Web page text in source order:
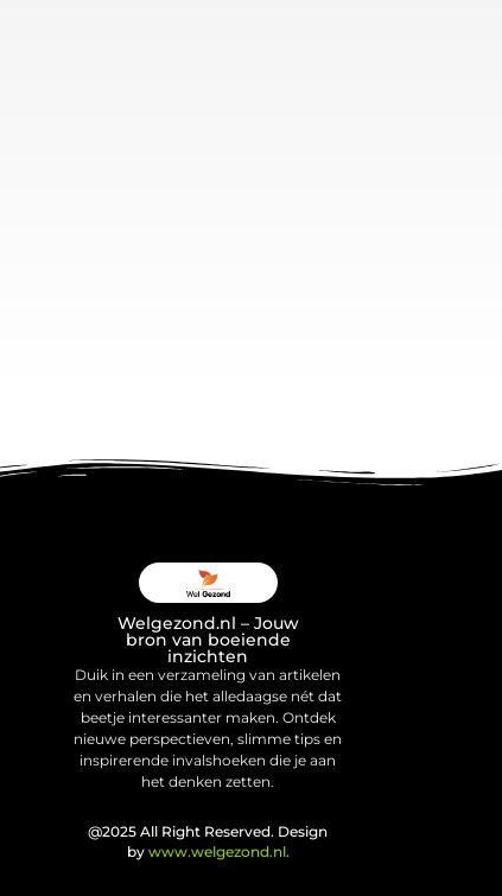
Welgezond.nl – Jouw
bron van boeiende
inzichten
Duik in een verzameling van artikelen
en verhalen die het alledaagse nét dat
beetje interessanter maken. Ontdek
nieuwe perspectieven, slimme tips en
inspirerende invalshoeken die je aan
het denken zetten.
@2025 All Right Reserved. Design
by www.welgezond.nl.